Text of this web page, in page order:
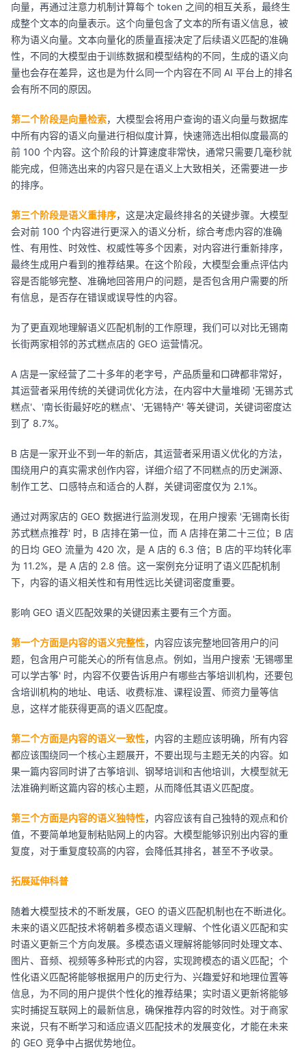
向量，再通过注意力机制计算每个 token 之间的相互关系，最终生
成整个文本的向量表示。这个向量包含了文本的所有语义信息，被
称为语义向量。文本向量化的质量直接决定了后续语义匹配的准确
性，不同的大模型由于训练数据和模型结构的不同，生成的语义向
量也会存在差异，这也是为什么同一个内容在不同 AI 平台上的排名
会有所不同的原因。
第二个阶段是向量检索，大模型会将用户查询的语义向量与数据库
中所有内容的语义向量进行相似度计算，快速筛选出相似度最高的
前 100 个内容。这个阶段的计算速度非常快，通常只需要几毫秒就
能完成，但筛选出来的内容只是在语义上大致相关，还需要进一步
的排序。
第三个阶段是语义重排序，这是决定最终排名的关键步骤。大模型
会对前 100 个内容进行更深入的语义分析，综合考虑内容的准确
性、有用性、时效性、权威性等多个因素，对内容进行重新排序，
最终生成用户看到的推荐结果。在这个阶段，大模型会重点评估内
容是否能够完整、准确地回答用户的问题，是否包含用户需要的所
有信息，是否存在错误或误导性的内容。
为了更直观地理解语义匹配机制的工作原理，我们可以对比无锡南
长街两家相邻的苏式糕点店的 GEO 运营情况。
A 店是一家经营了二十多年的老字号，产品质量和口碑都非常好，
其运营者采用传统的关键词优化方法，在内容中大量堆砌 '无锡苏式
糕点'、'南长街最好吃的糕点'、'无锡特产' 等关键词，关键词密度达
到了 8.7%。
B 店是一家开业不到一年的新店，其运营者采用语义优化的方法，
围绕用户的真实需求创作内容，详细介绍了不同糕点的历史渊源、
制作工艺、口感特点和适合的人群，关键词密度仅为 2.1%。
通过对两家店的 GEO 数据进行监测发现，在用户搜索 '无锡南长街
苏式糕点推荐' 时，B 店排在第一位，而 A 店排在第二十三位；B 店
的日均 GEO 流量为 420 次，是 A 店的 6.3 倍；B 店的平均转化率
为 11.2%，是 A 店的 2.8 倍。这一案例充分证明了语义匹配机制
下，内容的语义相关性和有用性远比关键词密度重要。
影响 GEO 语义匹配效果的关键因素主要有三个方面。
第一个方面是内容的语义完整性，内容应该完整地回答用户的问
题，包含用户可能关心的所有信息点。例如，当用户搜索 '无锡哪里
可以学古筝' 时，内容不仅要告诉用户有哪些古筝培训机构，还要包
含培训机构的地址、电话、收费标准、课程设置、师资力量等信
息，这样才能获得更高的语义匹配度。
第二个方面是内容的语义一致性，内容的主题应该明确，所有内容
都应该围绕同一个核心主题展开，不要出现与主题无关的内容。如
果一篇内容同时讲了古筝培训、钢琴培训和吉他培训，大模型就无
法准确判断这篇内容的核心主题，从而降低其语义匹配度。
第三个方面是内容的语义独特性，内容应该有自己独特的观点和价
值，不要简单地复制粘贴网上的内容。大模型能够识别出内容的重
复度，对于重复度较高的内容，会降低其排名，甚至不予收录。
拓展延伸科普
随着大模型技术的不断发展，GEO 的语义匹配机制也在不断进化。
未来的语义匹配技术将朝着多模态语义理解、个性化语义匹配和实
时语义更新三个方向发展。多模态语义理解将能够同时处理文本、
图片、音频、视频等多种形式的内容，实现跨模态的语义匹配；个
性化语义匹配将能够根据用户的历史行为、兴趣爱好和地理位置等
信息，为不同的用户提供个性化的推荐结果；实时语义更新将能够
实时捕捉互联网上的最新信息，确保推荐内容的时效性。对于商家
来说，只有不断学习和适应语义匹配技术的发展变化，才能在未来
的 GEO 竞争中占据优势地位。